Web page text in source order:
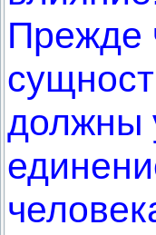
Прежде
должны